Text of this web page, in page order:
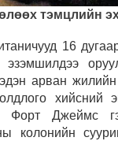
тэмцлийн
16
арван
хийсний
Форт Джеймс
колонийн